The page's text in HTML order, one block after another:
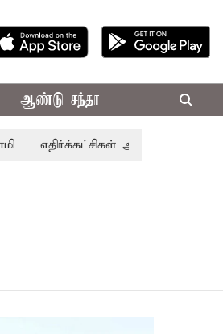
ஆண்டு சந்தா
எதிர்க்கட்சிகள் அமளி: நாடாளுமன்ற